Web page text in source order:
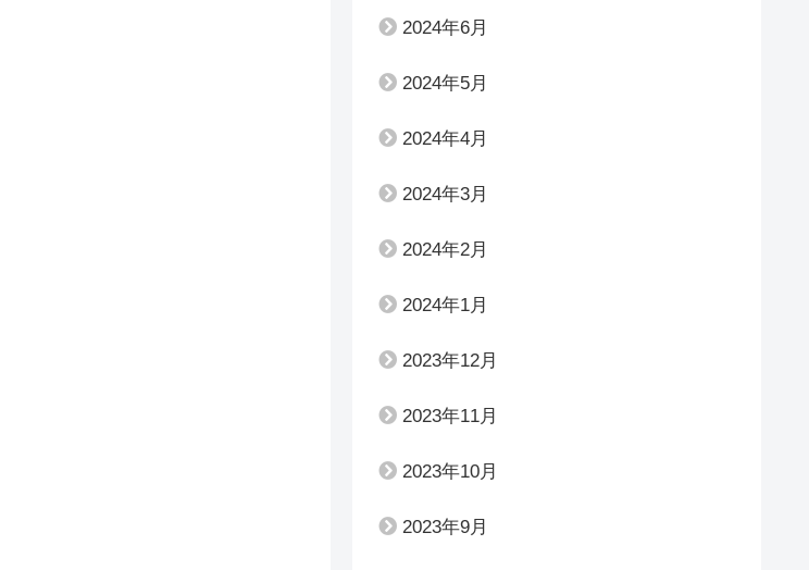
2024年6月
2024年5月
2024年4月
2024年3月
2024年2月
2024年1月
2023年12月
2023年11月
2023年10月
2023年9月